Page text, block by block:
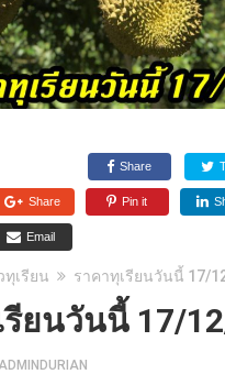
Share
Share Pin it
Email
ทุเรียน ราคาทุเรียนวันนี้ 17/
รียนวันนี้ 17/
ADMINDURIAN